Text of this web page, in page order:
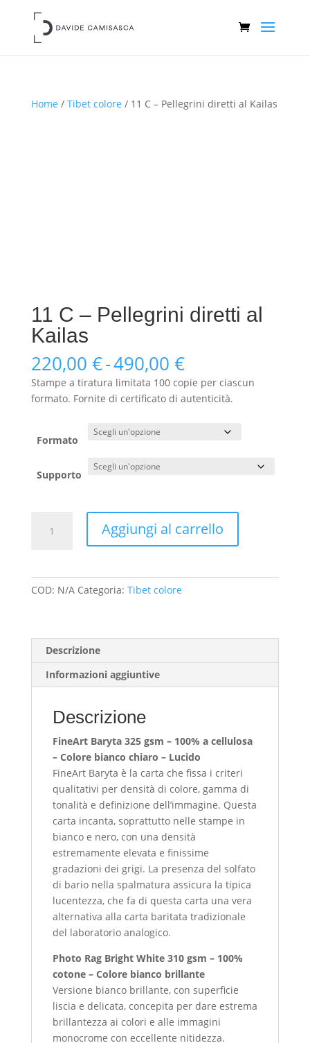
Home / Tibet colore / 11 C – Pellegrini diretti al Kailas
11 C – Pellegrini diretti al
Kailas
220,00 €-490,00 €Fascia
di
prezzo:
da
220,00 €
Stampe a tiratura limitata 100 copie per ciascun
formato. Fornite di certificato di autenticità.
Formato
Supporto
Aggiungi al carrello
COD: N/A Categoria: Tibet colore
Descrizione
Informazioni aggiuntive
Descrizione
FineArt Baryta 325 gsm – 100% a cellulosa
– Colore bianco chiaro – Lucido
FineArt Baryta è la carta che fissa i criteri
qualitativi per densità di colore, gamma di
tonalità e definizione dell’immagine. Questa
carta incanta, soprattutto nelle stampe in
bianco e nero, con una densità
estremamente elevata e finissime
gradazioni dei grigi. La presenza del solfato
di bario nella spalmatura assicura la tipica
lucentezza, che fa di questa carta una vera
alternativa alla carta baritata tradizionale
del laboratorio analogico.
Photo Rag Bright White 310 gsm – 100%
cotone – Colore bianco brillante
Versione bianco brillante, con superficie
liscia e delicata, concepita per dare estrema
brillantezza ai colori e alle immagini
monocrome con eccellente nitidezza.